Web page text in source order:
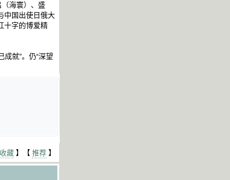
（海寰）、盛
中国出使日俄大
十字的博爱精
就”。仍“深望
收藏 】【 推荐 】